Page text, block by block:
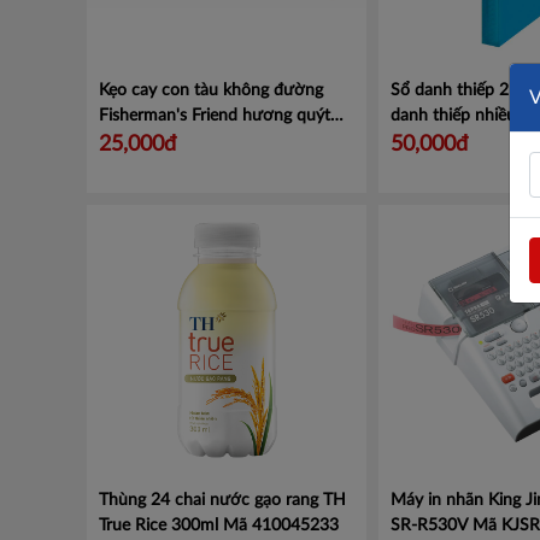
Kẹo cay con tàu không đường
Fisherman's Friend hương quýt
gói 25g Mã 100964874
25,000đ
Sổ danh thiếp
danh thiếp nhiều
50,000đ
Thùng 24 chai nước gạo rang TH
True Rice 300ml
Mã 410045233
Máy in nhãn King
SR-R530V Mã